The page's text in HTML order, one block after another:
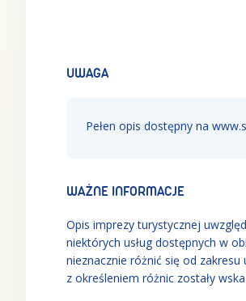
UWAGA
Pełen opis dostępny na
WAŻNE INFORMACJE
Opis imprezy turystycznej
niektórych usług dostępnych w
nieznacznie różnić się od zakresu
z określeniem różnic zostały